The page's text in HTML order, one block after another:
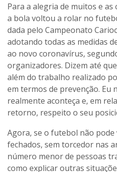
Para a alegria de muitos e
a bola voltou a rolar no
dada pelo Campeonato
adotando todas as medidas
ao novo coronavírus,
organizadores. Dizem até
além do trabalho realizado
em termos de prevenção. Eu
realmente aconteça e, em
retorno, respeito o seu
Agora, se o futebol não
fechados, sem torcedor nas
número menor de pessoas
como explicar outras